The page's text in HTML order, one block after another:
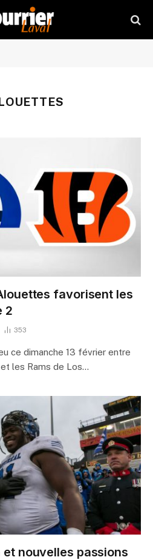
favorisent les
2
353
ce dimanche 13 février entre
les Rams de Los…
et nouvelles passions